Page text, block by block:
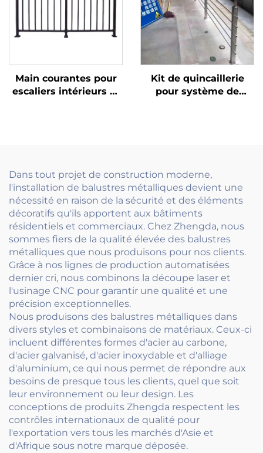
Main courantes pour
escaliers intérieurs et
Kit de quincaillerie
pour système de
tendeurs
Dans tout projet de construction moderne,
l'installation de balustres métalliques devient une
nécessité en raison de la sécurité et des éléments
décoratifs qu'ils apportent aux bâtiments
résidentiels et commerciaux. Chez Zhengda, nous
sommes fiers de la qualité élevée des balustres
métalliques que nous produisons pour nos clients.
Grâce à nos lignes de production automatisées
dernier cri, nous combinons la découpe laser et
l'usinage CNC pour garantir une qualité et une
précision exceptionnelles.
Nous produisons des balustres métalliques dans
divers styles et combinaisons de matériaux. Ceux-ci
incluent différentes formes d'acier au carbone,
d'acier galvanisé, d'acier inoxydable et d'alliage
d'aluminium, ce qui nous permet de répondre aux
besoins de presque tous les clients, quel que soit
leur environnement ou leur design. Les
conceptions de produits Zhengda respectent les
contrôles internationaux de qualité pour
l'exportation vers tous les marchés d'Asie et
d'Afrique sous notre marque déposée.